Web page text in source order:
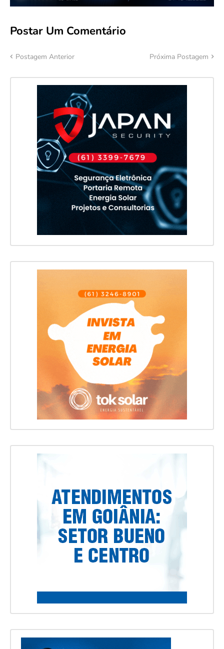
Postar Um Comentário
Postagem Anterior Próxima Postagem